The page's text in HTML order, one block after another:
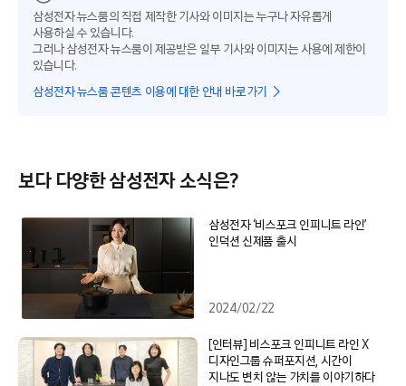
삼성전자 뉴스룸의 직접 제작한 기사와 이미지는 누구나 자유롭게
사용하실 수 있습니다.
그러나 삼성전자 뉴스룸이 제공받은 일부 기사와 이미지는 사용에 제한이
있습니다.
삼성전자 뉴스룸 콘텐츠 이용에 대한 안내 바로가기
보다 다양한 삼성전자 소식은?
삼성전자 ‘비스포크 인피니트 라인’
인덕션 신제품 출시
2024/02/22
[인터뷰] 비스포크 인피니트 라인 X
디자인그룹 슈퍼포지션, 시간이
지나도 변치 않는 가치를 이야기하다